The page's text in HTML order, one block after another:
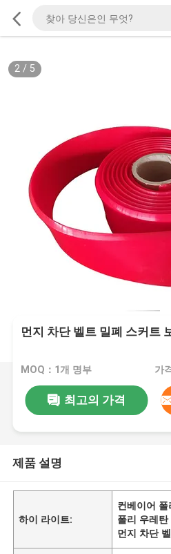
2/ 5
먼지 차단 벨트 밀폐 스커트
MOQ：1개 명부 가
최고의 가격
제품 설명
하이 라이트:
컨베이어
폴리 우레
먼지 차단